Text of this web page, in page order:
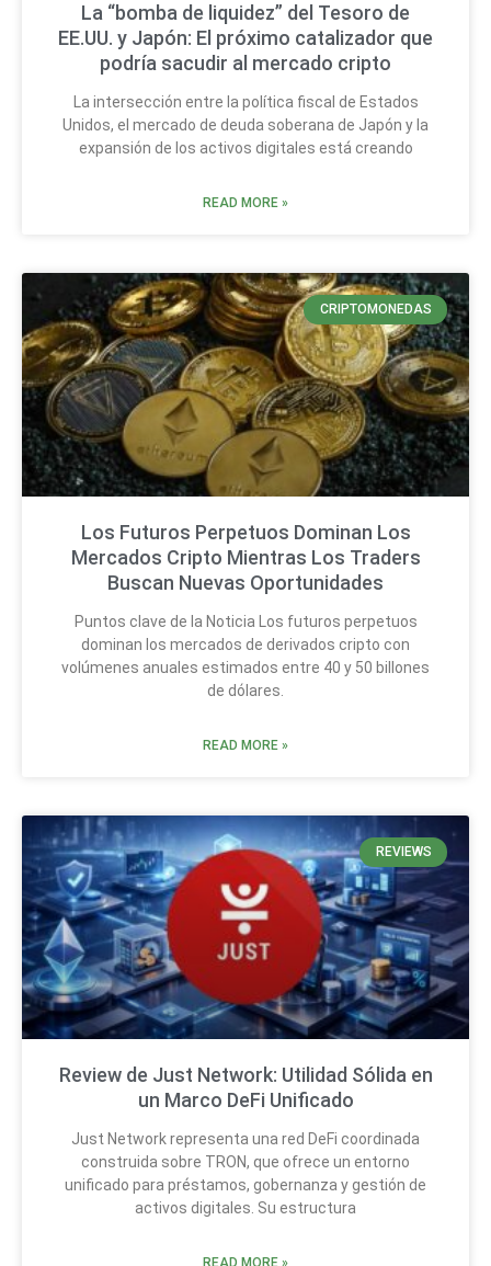
La “bomba de liquidez” del Tesoro de
EE.UU. y Japón: El próximo catalizador que
podría sacudir al mercado cripto
La intersección entre la política fiscal de Estados
Unidos, el mercado de deuda soberana de Japón y la
expansión de los activos digitales está creando
READ MORE »
CRIPTOMONEDAS
Los Futuros Perpetuos Dominan Los
Mercados Cripto Mientras Los Traders
Buscan Nuevas Oportunidades
Puntos clave de la Noticia Los futuros perpetuos
dominan los mercados de derivados cripto con
volúmenes anuales estimados entre 40 y 50 billones
de dólares.
READ MORE »
REVIEWS
Review de Just Network: Utilidad Sólida en
un Marco DeFi Unificado
Just Network representa una red DeFi coordinada
construida sobre TRON, que ofrece un entorno
unificado para préstamos, gobernanza y gestión de
activos digitales. Su estructura